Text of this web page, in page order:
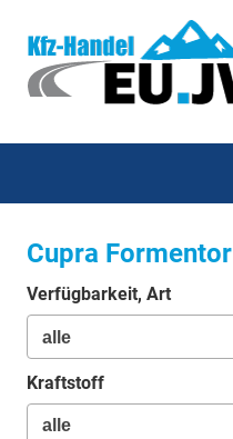
Cupra Formentor
Verfügbarkeit, Art
Kraftstoff